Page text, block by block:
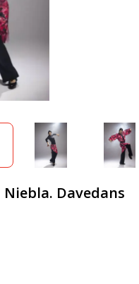
Davedans